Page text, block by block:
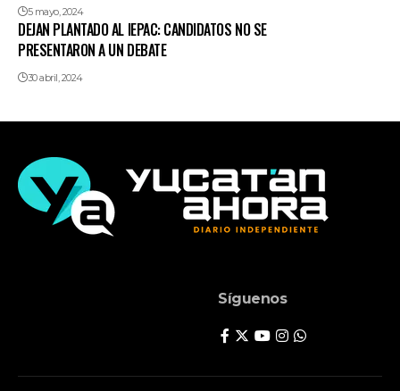
5 mayo, 2024
DEJAN PLANTADO AL IEPAC: CANDIDATOS NO SE
PRESENTARON A UN DEBATE
30 abril, 2024
Síguenos